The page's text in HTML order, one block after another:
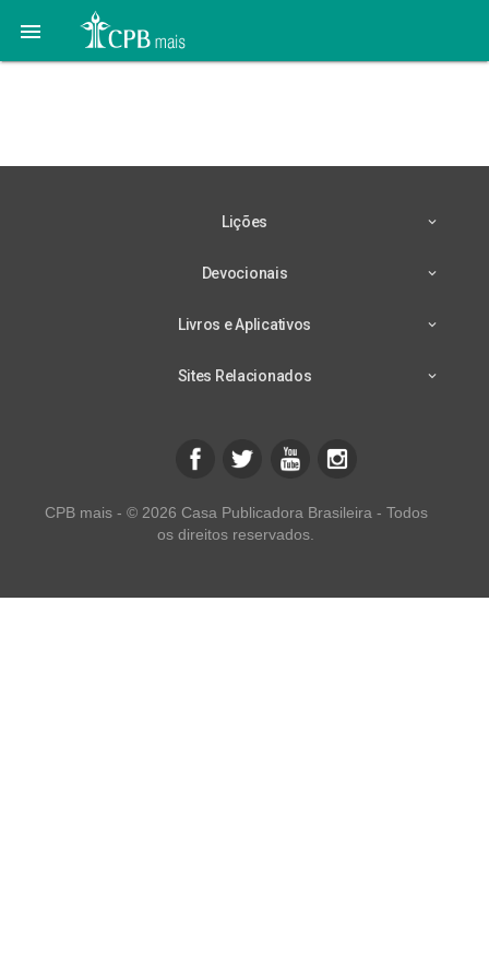

Lições
Devocionais
Livros e Aplicativos
Sites Relacionados
CPB mais - © 2026 Casa Publicadora Brasileira - Todos
os direitos reservados.